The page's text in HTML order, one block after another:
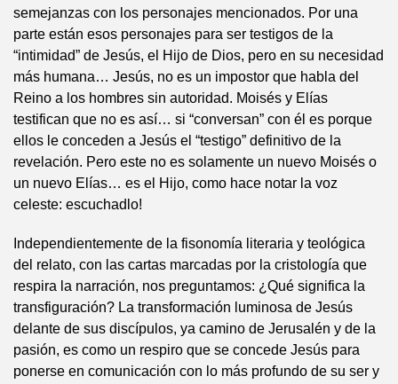
semejanzas con los personajes mencionados. Por una
parte están esos personajes para ser testigos de la
“intimidad” de Jesús, el Hijo de Dios, pero en su necesidad
más humana… Jesús, no es un impostor que habla del
Reino a los hombres sin autoridad. Moisés y Elías
testifican que no es así… si “conversan” con él es porque
ellos le conceden a Jesús el “testigo” definitivo de la
revelación. Pero este no es solamente un nuevo Moisés o
un nuevo Elías… es el Hijo, como hace notar la voz
celeste: escuchadlo!
Independientemente de la fisonomía literaria y teológica
del relato, con las cartas marcadas por la cristología que
respira la narración, nos preguntamos: ¿Qué significa la
transfiguración? La transformación luminosa de Jesús
delante de sus discípulos, ya camino de Jerusalén y de la
pasión, es como un respiro que se concede Jesús para
ponerse en comunicación con lo más profundo de su ser y